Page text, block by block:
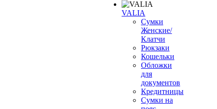
VALIA
Сумки
Женские/
Клатчи
Рюкзаки
Кошельки
Обложки
для
документов
Кредитницы
Сумки на